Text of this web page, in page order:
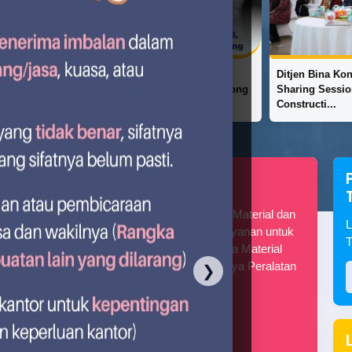
❯
PU608,
Ditjen Bina Konstruksi Gelar
Konstruksi
dengan Tujuan
Pencatatan SDMPK (Sumber Daya Material dan
Peralatan Konstruksi) merupakan layanan untuk
melakukan pencatatan Sumber Daya Material
Konstruksi (SDMK) dan Sumber Daya Peralatan
Pendaftaran Akun